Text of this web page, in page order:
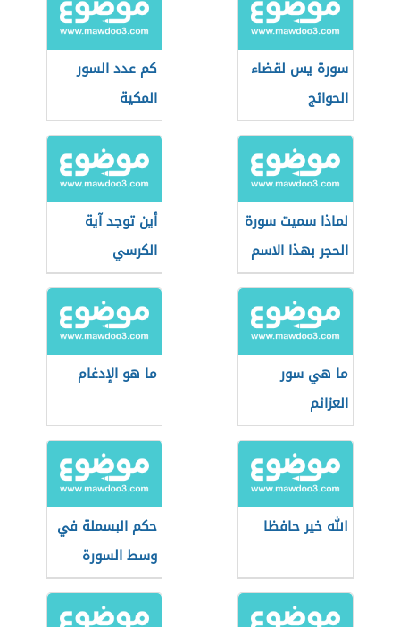
سورة يس لقضاء
الحوائج
كم عدد السور
المكية
لماذا سميت سورة
الحجر بهذا الاسم
أين توجد آية
الكرسي
ما هي سور
العزائم
ما هو الإدغام
الله خير حافظا
حكم البسملة في
وسط السورة